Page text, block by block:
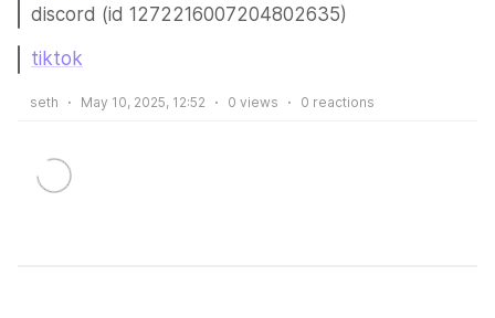
discord (id 1272216007204802635)
tiktok
ᅠseth May 10, 2025, 12:52 0 views 0 reactions